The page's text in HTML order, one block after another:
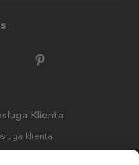
Klienta
klienta